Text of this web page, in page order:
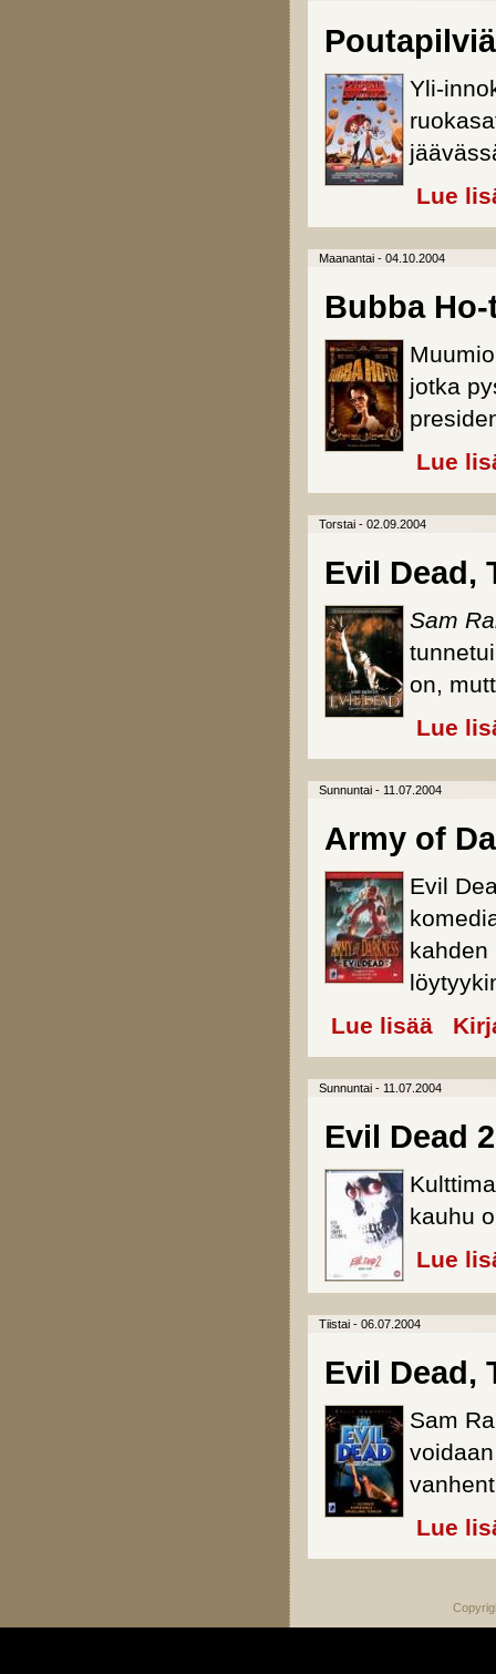
Yli-
Lue
Maanantai - 04.10.2004
Bubba
jotka
Lue
Torstai - 02.09.2004
Evil Dead,
Sam
on,
Lue
Sunnuntai - 11.07.2004
Army of
Evil
kahden
Lue lisää about
Sunnuntai - 11.07.2004
Evil Dead 2
kauhu
Lue
Tiistai - 06.07.2004
Evil Dead,
Sam
Lue